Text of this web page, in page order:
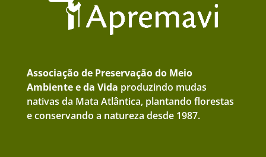
Associação de Preservação do Meio
Ambiente e da Vida produzindo mudas
nativas da Mata Atlântica, plantando florestas
e conservando a natureza desde 1987.